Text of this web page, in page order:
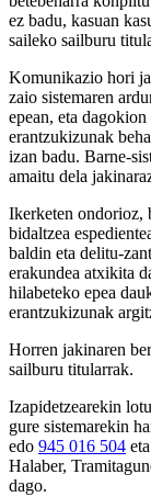
ez badu, kasuan
saileko sailburu
Komunikazio hori
zaio sistemaren
epean, eta
erantzukizunak
izan badu. Barne-
amaitu dela
Ikerketen ondorioz,
bidaltzea
baldin eta delitu-
erakundea atxikita
hilabeteko epea
erantzukizunak
Horren jakinaren
sailburu titularrak.
Izapidetzearekin
gure sistemarekin
edo 945 016 504 eta
Halaber,
dago.